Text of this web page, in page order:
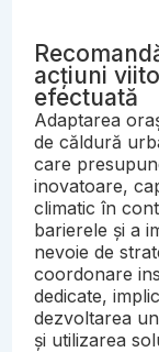
acțiuni
efectuată
Adaptarea
de căldură
care
inovatoare,
climatic în
barierele și a
nevoie de
coordonare
dedicate,
dezvoltarea
și utilizarea